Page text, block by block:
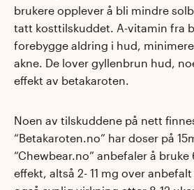
brukere opplever å bli mindre
tatt kosttilskuddet. A-vitamin fra
forebygge aldring i hud,
akne. De lover gyllenbrun hud,
effekt av betakaroten.
Noen av tilskuddene på nett
“Betakaroten.no” har doser på
“Chewbear.no” anbefaler å
effekt, altså 2- 11 mg over